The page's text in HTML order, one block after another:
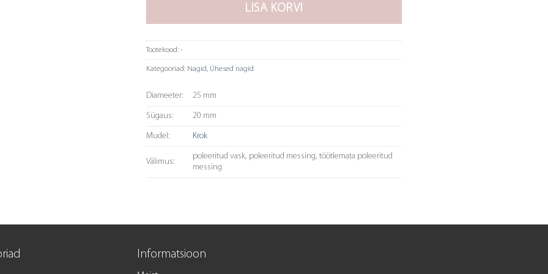
LISA KORVI
Tootekood: -
Kategooriad: Nagid, Ühesed nagid
Diameeter: 25 mm
Sügaus: 20 mm
Mudel: Krok
Välimus:
poleeritud vask, poleeritud messing, töötlemata poleeritud
messing
Informatsioon